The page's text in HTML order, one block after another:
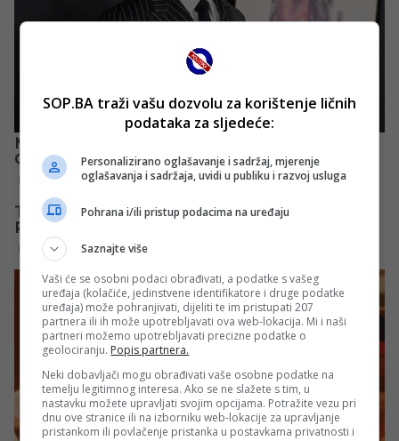
SOP.BA traži vašu dozvolu za korištenje ličnih
podataka za sljedeće:
Personalizirano oglašavanje i sadržaj, mjerenje
oglašavanja i sadržaja, uvidi u publiku i razvoj usluga
Pohrana i/ili pristup podacima na uređaju
Saznajte više
Vaši će se osobni podaci obrađivati, a podatke s vašeg
uređaja (kolačiće, jedinstvene identifikatore i druge podatke
uređaja) može pohranjivati, dijeliti te im pristupati 207
partnera ili ih može upotrebljavati ova web-lokacija. Mi i naši
partneri možemo upotrebljavati precizne podatke o
geolociranju. Popis partnera.
Neki dobavljači mogu obrađivati vaše osobne podatke na
temelju legitimnog interesa. Ako se ne slažete s tim, u
nastavku možete upravljati svojim opcijama. Potražite vezu pri
dnu ove stranice ili na izborniku web-lokacije za upravljanje
pristankom ili povlačenje pristanka u postavkama privatnosti i